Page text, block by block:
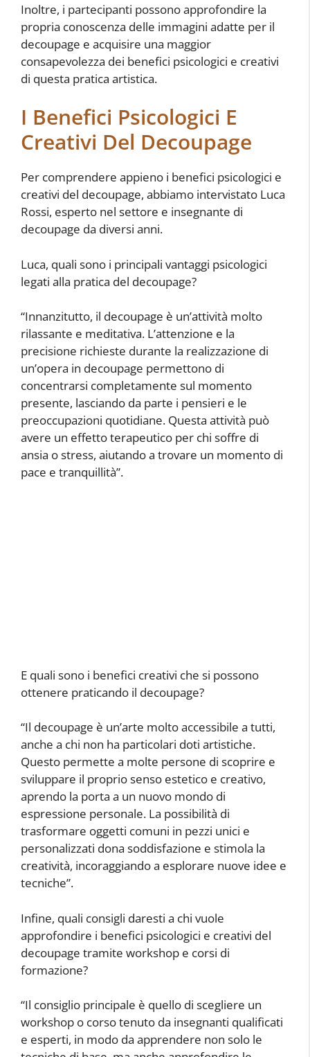
Inoltre, i partecipanti possono approfondire la
propria conoscenza delle immagini adatte per il
decoupage e acquisire una maggior
consapevolezza dei benefici psicologici e creativi
di questa pratica artistica.
I Benefici Psicologici E
Creativi Del Decoupage
Per comprendere appieno i benefici psicologici e
creativi del decoupage, abbiamo intervistato Luca
Rossi, esperto nel settore e insegnante di
decoupage da diversi anni.
Luca, quali sono i principali vantaggi psicologici
legati alla pratica del decoupage?
“Innanzitutto, il decoupage è un’attività molto
rilassante e meditativa. L’attenzione e la
precisione richieste durante la realizzazione di
un’opera in decoupage permettono di
concentrarsi completamente sul momento
presente, lasciando da parte i pensieri e le
preoccupazioni quotidiane. Questa attività può
avere un effetto terapeutico per chi soffre di
ansia o stress, aiutando a trovare un momento di
pace e tranquillità”.
E quali sono i benefici creativi che si possono
ottenere praticando il decoupage?
“Il decoupage è un’arte molto accessibile a tutti,
anche a chi non ha particolari doti artistiche.
Questo permette a molte persone di scoprire e
sviluppare il proprio senso estetico e creativo,
aprendo la porta a un nuovo mondo di
espressione personale. La possibilità di
trasformare oggetti comuni in pezzi unici e
personalizzati dona soddisfazione e stimola la
creatività, incoraggiando a esplorare nuove idee e
tecniche”.
Infine, quali consigli daresti a chi vuole
approfondire i benefici psicologici e creativi del
decoupage tramite workshop e corsi di
formazione?
“Il consiglio principale è quello di scegliere un
workshop o corso tenuto da insegnanti qualificati
e esperti, in modo da apprendere non solo le